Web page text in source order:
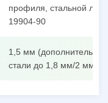
профиля, стальной
19904-90
1,5 мм
стали до 1,8 мм/2 мм/3